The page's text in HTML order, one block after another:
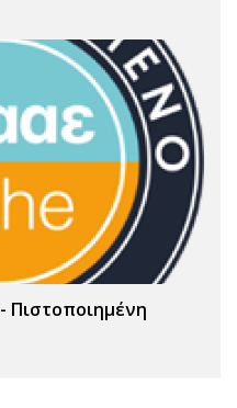
Πιστοποιημένη